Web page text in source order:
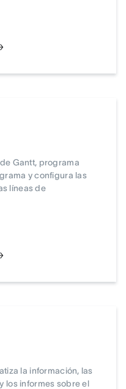
Gantt, programa
y configura las
líneas de
la información, las
los informes sobre el